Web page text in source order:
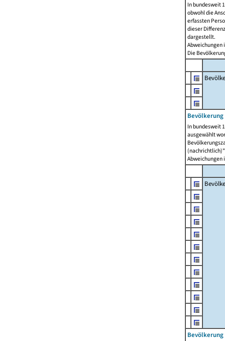
In bundesweit
obwohl die
erfassten
dieser
dargestellt.
Abweichungen
Die
In bundesweit
ausgewählt
Abweichungen